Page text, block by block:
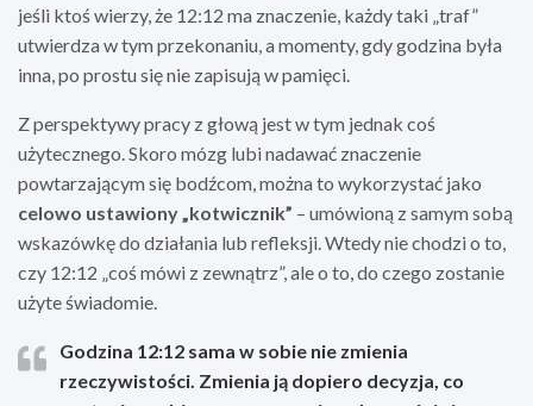
jeśli ktoś wierzy, że 12:12 ma znaczenie, każdy taki „traf”
utwierdza w tym przekonaniu, a momenty, gdy godzina była
inna, po prostu się nie zapisują w pamięci.
Z perspektywy pracy z głową jest w tym jednak coś
użytecznego. Skoro mózg lubi nadawać znaczenie
powtarzającym się bodźcom, można to wykorzystać jako
celowo ustawiony „kotwicznik” – umówioną z samym sobą
wskazówkę do działania lub refleksji. Wtedy nie chodzi o to,
czy 12:12 „coś mówi z zewnątrz”, ale o to, do czego zostanie
użyte świadomie.
Godzina 12:12 sama w sobie nie zmienia
rzeczywistości. Zmienia ją dopiero decyzja, co